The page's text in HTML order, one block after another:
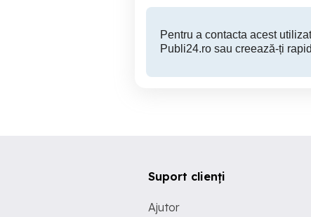
Pentru a contacta acest
Publi24.ro sau creează-ți
Suport clienți
Ajutor